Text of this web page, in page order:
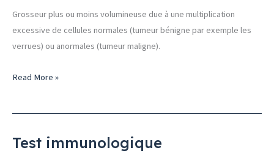
Grosseur plus ou moins volumineuse due à une multiplication
excessive de cellules normales (tumeur bénigne par exemple les
verrues) ou anormales (tumeur maligne).
Read More »
Test immunologique
Test